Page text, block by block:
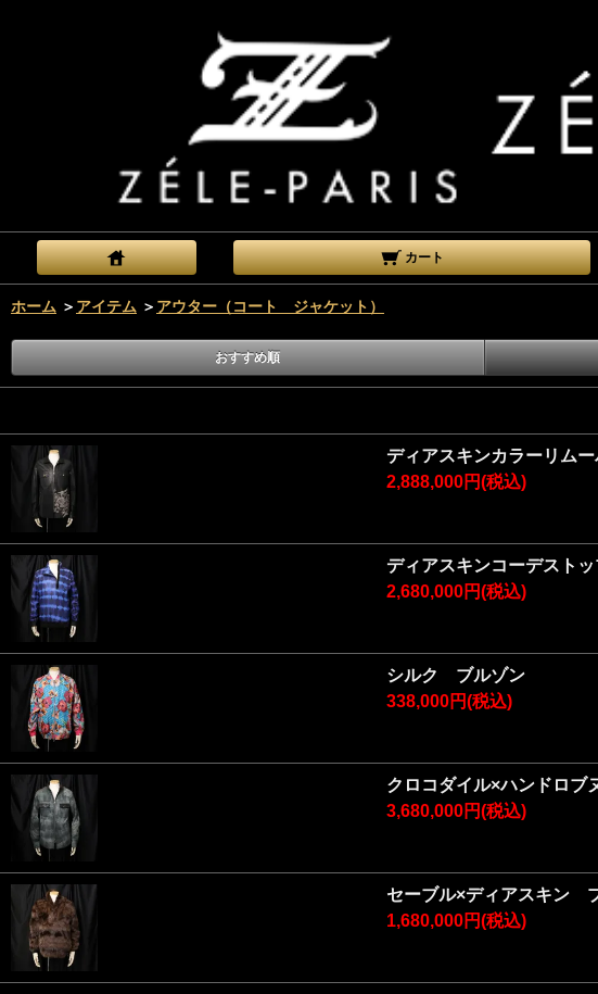
カート
ホーム ＞ アイテム ＞ アウター（コート ジャケット）
おすすめ順
ディアスキンカラーリム
2,888,000円(税込)
ディアスキンコーデスト
2,680,000円(税込)
シルク ブルゾン
338,000円(税込)
クロコダイル×ハンドロブ
3,680,000円(税込)
セーブル×ディアスキン
1,680,000円(税込)